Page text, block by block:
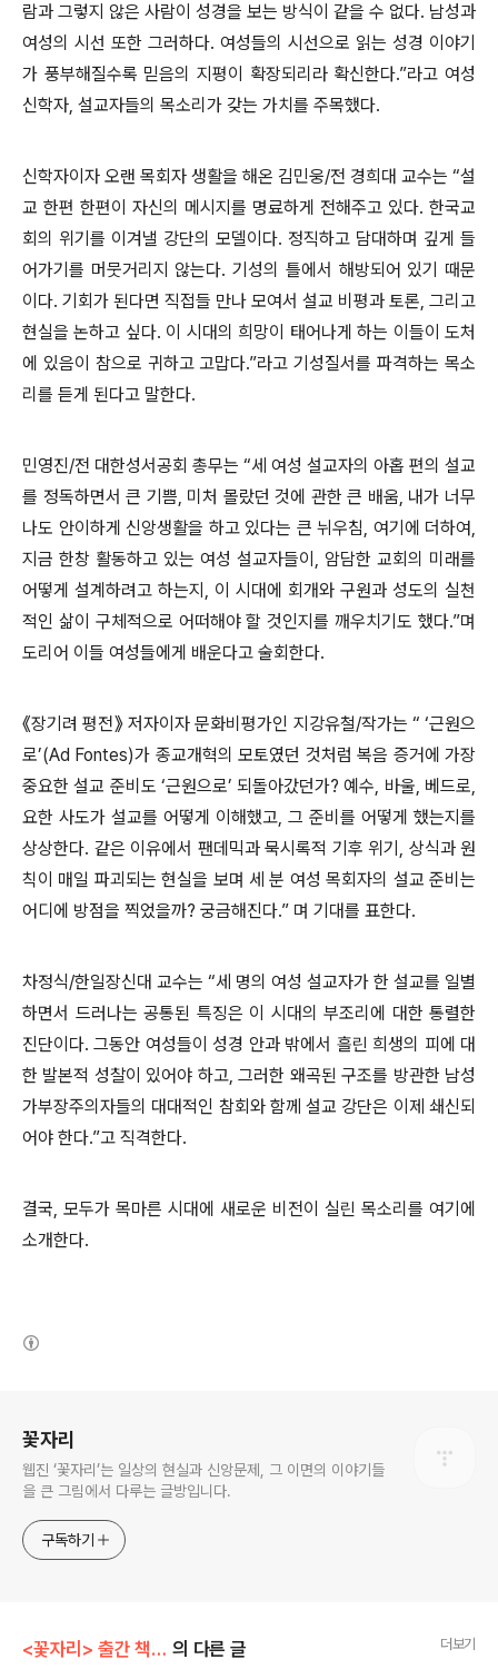
람과 그렇지 않은 사람이 성경을 보는 방식이 같을 수 없다. 남성과
여성의 시선 또한 그러하다. 여성들의 시선으로 읽는 성경 이야기
가 풍부해질수록 믿음의 지평이 확장되리라 확신한다.”라고 여성
신학자, 설교자들의 목소리가 갖는 가치를 주목했다.
신학자이자 오랜 목회자 생활을 해온 김민웅/전 경희대 교수는 “설
교 한편 한편이 자신의 메시지를 명료하게 전해주고 있다. 한국교
회의 위기를 이겨낼 강단의 모델이다. 정직하고 담대하며 깊게 들
어가기를 머뭇거리지 않는다.기성의 틀에서 해방되어 있기 때문
이다. 기회가 된다면 직접들 만나 모여서 설교 비평과 토론, 그리고
현실을 논하고 싶다. 이 시대의 희망이 태어나게 하는 이들이 도처
에 있음이 참으로 귀하고 고맙다.”라고 기성질서를 파격하는 목소
리를 듣게 된다고 말한다.
민영진/전 대한성서공회 총무는 “세 여성 설교자의 아홉 편의 설교
를 정독하면서 큰 기쁨, 미처 몰랐던 것에 관한 큰 배움, 내가 너무
나도 안이하게 신앙생활을 하고 있다는 큰 뉘우침, 여기에 더하여,
지금 한창 활동하고 있는 여성 설교자들이 , 암담한 교회의 미래를
어떻게 설계하려고 하는지 , 이 시대에 회개와 구원과 성도의 실천
적인 삶이 구체적으로 어떠해야 할 것인지를 깨우치기도 했다.”며
도리어 이들 여성들에게 배운다고 술회한다.
《장기려 평전》저자이자 문화비평가인 지강유철/작가는 “ ‘근원으
로’(Ad Fontes)가 종교개혁의 모토였던 것처럼 복음 증거에 가장
중요한 설교 준비도 ‘근원으로’되돌아갔던가?예수, 바울, 베드로,
요한 사도가 설교를 어떻게 이해했고, 그 준비를 어떻게 했는지를
상상한다. 같은 이유에서 팬데믹과 묵시록적 기후 위기 , 상식과 원
칙이 매일 파괴되는 현실을 보며 세 분 여성 목회자의 설교 준비는
어디에 방점을 찍었을까? 궁금해진다.” 며 기대를 표한다.
차정식/한일장신대 교수는 “세 명의 여성 설교자가 한 설교를 일별
하면서 드러나는 공통된 특징은 이 시대의 부조리에 대한 통렬한
진단이다.그동안 여성들이 성경 안과 밖에서 흘린 희생의 피에 대
한 발본적 성찰이 있어야 하고,그러한 왜곡된 구조를 방관한 남성
가부장주의자들의 대대적인 참회와 함께 설교 강단은 이제 쇄신되
어야 한다.”고 직격한다.
결국, 모두가 목마른 시대에 새로운 비전이 실린 목소리를 여기에
소개한다.
꽃자리
웹진 ‘꽃자리’는 일상의 현실과 신앙문제, 그 이면의 이야기들
을 큰 그림에서 다루는 글방입니다.
구독하기
<꽃자리> 출간 책 서평 의 다른 글 더보기